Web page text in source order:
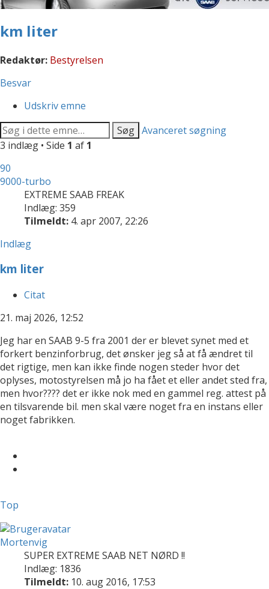
km liter
Redaktør: Bestyrelsen
Besvar
Udskriv emne
Søg Avanceret søgning
3 indlæg • Side 1 af 1
90
9000-turbo
EXTREME SAAB FREAK
Indlæg: 359
Tilmeldt: 4. apr 2007, 22:26
Indlæg
km liter
Citat
21. maj 2026, 12:52
Jeg har en SAAB 9-5 fra 2001 der er blevet synet med et
forkert benzinforbrug, det ønsker jeg så at få ændret til
det rigtige, men kan ikke finde nogen steder hvor det
oplyses, motostyrelsen må jo ha fået et eller andet sted fra,
men hvor???? det er ikke nok med en gammel reg. attest på
en tilsvarende bil. men skal være noget fra en instans eller
noget fabrikken.
Top
Mortenvig
SUPER EXTREME SAAB NET NØRD !!
Indlæg: 1836
Tilmeldt: 10. aug 2016, 17:53